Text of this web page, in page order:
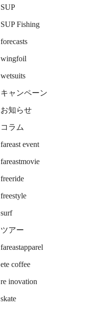
SUP
SUP Fishing
forecasts
wingfoil
wetsuits
キャンペーン
お知らせ
コラム
fareast event
fareastmovie
freeride
freestyle
surf
ツアー
fareastapparel
ete coffee
re inovation
skate